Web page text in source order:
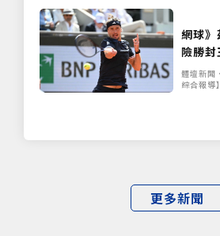
更多新聞
網球》
險勝
貫寫德
體壇新聞
綜合報